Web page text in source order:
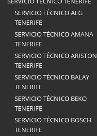
SERVICIO TÉCNICO AEG
TENERIFE
SERVICIO TÉCNICO AMANA
TENERIFE
SERVICIO TÉCNICO ARISTON
TENERIFE
SERVICIO TÉCNICO BALAY
TENERIFE
SERVICIO TÉCNICO BEKO
TENERIFE
SERVICIO TÉCNICO BOSCH
TENERIFE